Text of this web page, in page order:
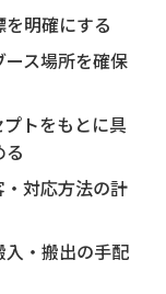
明確にする
ス場所を確保
トをもとに具
対応方法の計
・搬出の手配